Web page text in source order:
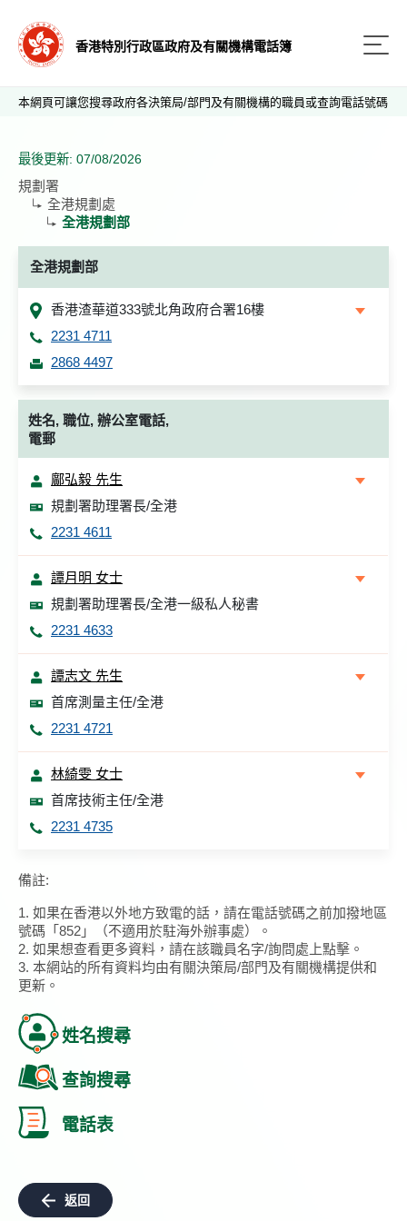
香港特別行政區政府及有關機構電話簿
本網頁可讓您搜尋政府各決策局/部門及有關機構的職員或查詢電話號碼
最後更新: 07/08/2026
規劃署
全港規劃處
全港規劃部
全港規劃部
香港渣華道333號北角政府合署16樓
2231 4711
2868 4497
姓名, 職位, 辦公室電話,
電郵
鄺弘毅 先生
規劃署助理署長/全港
2231 4611
譚月明 女士
規劃署助理署長/全港一級私人秘書
2231 4633
譚志文 先生
首席測量主任/全港
2231 4721
林綺雯 女士
首席技術主任/全港
2231 4735
備註:
1. 如果在香港以外地方致電的話，請在電話號碼之前加撥地區
號碼「852」（不適用於駐海外辦事處）。
2. 如果想查看更多資料，請在該職員名字/詢問處上點擊。
3. 本網站的所有資料均由有關決策局/部門及有關機構提供和
更新。
姓名搜尋
查詢搜尋
電話表
返回